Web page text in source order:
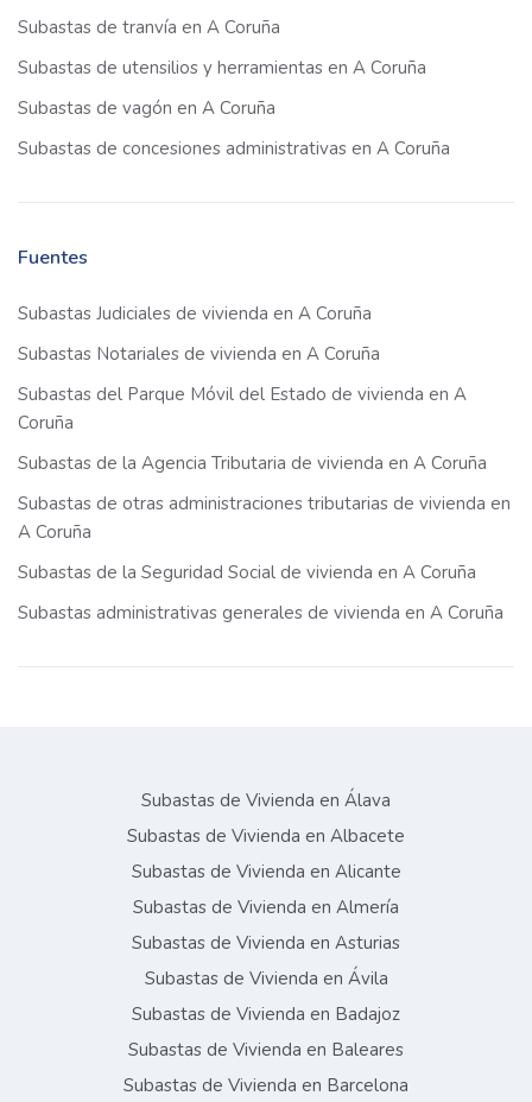
Subastas de tranvía en A Coruña
Subastas de utensilios y herramientas en A Coruña
Subastas de vagón en A Coruña
Subastas de concesiones administrativas en A Coruña
Fuentes
Subastas Judiciales de vivienda en A Coruña
Subastas Notariales de vivienda en A Coruña
Subastas del Parque Móvil del Estado de vivienda en A
Coruña
Subastas de la Agencia Tributaria de vivienda en A Coruña
Subastas de otras administraciones tributarias de vivienda en
A Coruña
Subastas de la Seguridad Social de vivienda en A Coruña
Subastas administrativas generales de vivienda en A Coruña
Subastas de Vivienda en Álava
Subastas de Vivienda en Albacete
Subastas de Vivienda en Alicante
Subastas de Vivienda en Almería
Subastas de Vivienda en Asturias
Subastas de Vivienda en Ávila
Subastas de Vivienda en Badajoz
Subastas de Vivienda en Baleares
Subastas de Vivienda en Barcelona